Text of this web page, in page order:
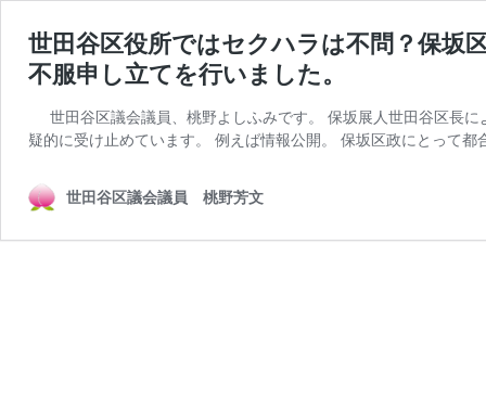
世田谷区役所ではセクハラは不問？保坂
不服申し立てを行いました。
世田谷区議会議員、桃野よしふみです。 保坂展人世田谷区長
疑的に受け止めています。 例えば情報公開。 保坂区政にとって
世田谷区議会議員 桃野芳文